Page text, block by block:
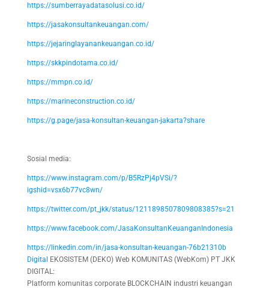
https://sumberrayadatasolusi.co.id/
https://jasakonsultankeuangan.com/
https://jejaringlayanankeuangan.co.id/
https://skkpindotama.co.id/
https://mmpn.co.id/
https://marineconstruction.co.id/
https://g.page/jasa-konsultan-keuangan-jakarta?share
Sosial media:
https://www.instagram.com/p/B5RzPj4pVSi/?
igshid=vsx6b77vc8wn/
https://twitter.com/pt_jkk/status/1211898507809808385?s=21
https://www.facebook.com/JasaKonsultanKeuanganIndonesia
https://linkedin.com/in/jasa-konsultan-keuangan-76b21310b
Digital
EKOSISTEM (DEKO) Web KOMUNITAS (WebKom) PT JKK
DIGITAL:
Platform komunitas corporate BLOCKCHAIN industri keuangan